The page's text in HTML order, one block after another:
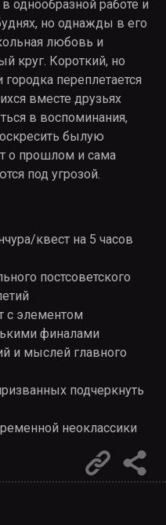
однообразной работе и
но однажды в его
любовь и
круг. Короткий, но
переплетается
вместе друзьях
в воспоминания,
былую
о прошлом и сама
под угрозой.
квест на 5 часов
постсоветского
с элементом
финалами
и мыслей главного
подчеркнуть
неоклассики
Permalink